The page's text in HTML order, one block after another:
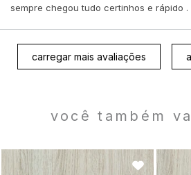
sempre chegou tudo certinhos e rápido .
carregar mais avaliações
você também